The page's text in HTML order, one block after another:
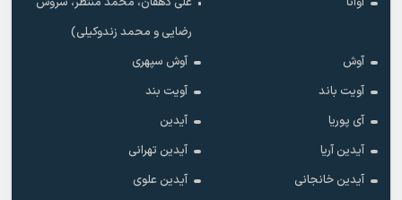
رضایی و محمد زندوکیلی)
آوش
آوش سپهری
آویت باند
آویت بند
آی پوریا
آیدین
آیدین آریا
آیدین تهرانی
آیدین خانجانی
آیدین علوی